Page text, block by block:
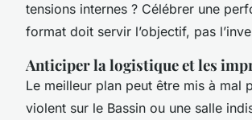
tensions internes ? Célébrer une
format doit servir l’objectif, pas
Anticiper la logistique et les
Le meilleur plan peut être mis à mal
violent sur le Bassin ou une salle